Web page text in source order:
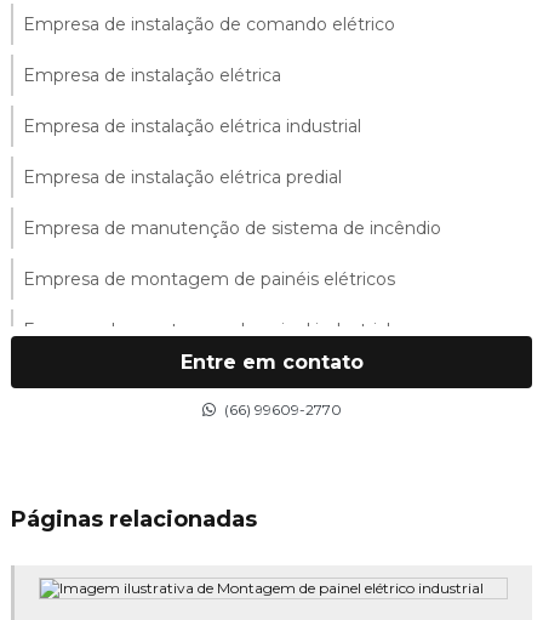
Empresa de instalação de comando elétrico
Empresa de instalação elétrica
Empresa de instalação elétrica industrial
Empresa de instalação elétrica predial
Empresa de manutenção de sistema de incêndio
Empresa de montagem de painéis elétricos
Empresa de montagem de painel industrial
Empresa de projeto elétrico
Empresa de serviços elétricos
Entre em contato
(66) 99609-2770
Páginas relacionadas